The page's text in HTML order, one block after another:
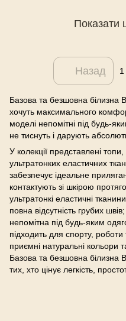
Показати
Назад 1
Базова та безшовна білизна
хочуть максимального
моделі непомітні під будь-
не тиснуть і дарують
У колекції представлені
ультратонких еластичних
забезпечує ідеальне
контактують зі шкірою
ультратонкі еластичні
повна відсутність грубих швів;
непомітна під будь-яким
підходить для спорту,
приємні натуральні кольори
Базова та безшовна білизна
тих, хто цінує легкість,